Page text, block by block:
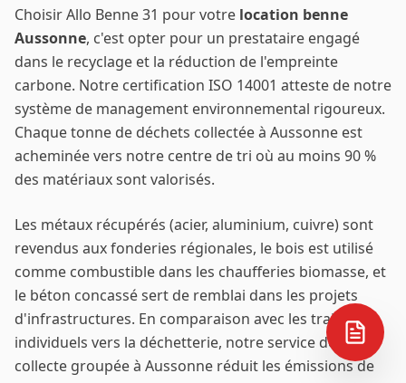
Choisir Allo Benne 31 pour votre location benne
Aussonne, c'est opter pour un prestataire engagé
dans le recyclage et la réduction de l'empreinte
carbone. Notre certification ISO 14001 atteste de notre
système de management environnemental rigoureux.
Chaque tonne de déchets collectée à Aussonne est
acheminée vers notre centre de tri où au moins 90 %
des matériaux sont valorisés.
Les métaux récupérés (acier, aluminium, cuivre) sont
revendus aux fonderies régionales, le bois est utilisé
comme combustible dans les chaufferies biomasse, et
le béton concassé sert de remblai dans les projets
d'infrastructures. En comparaison avec les trajets
individuels vers la déchetterie, notre service de
collecte groupée à Aussonne réduit les émissions de